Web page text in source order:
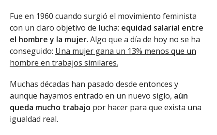
Fue en 1960 cuando surgió el movimiento feminista
con un claro objetivo de lucha: equidad salarial entre
el hombre y la mujer. Algo que a día de hoy no se ha
conseguido: Una mujer gana un 13% menos que un
hombre en trabajos similares.
Muchas décadas han pasado desde entonces y
aunque hayamos entrado en un nuevo siglo, aún
queda mucho trabajo por hacer para que exista una
igualdad real.